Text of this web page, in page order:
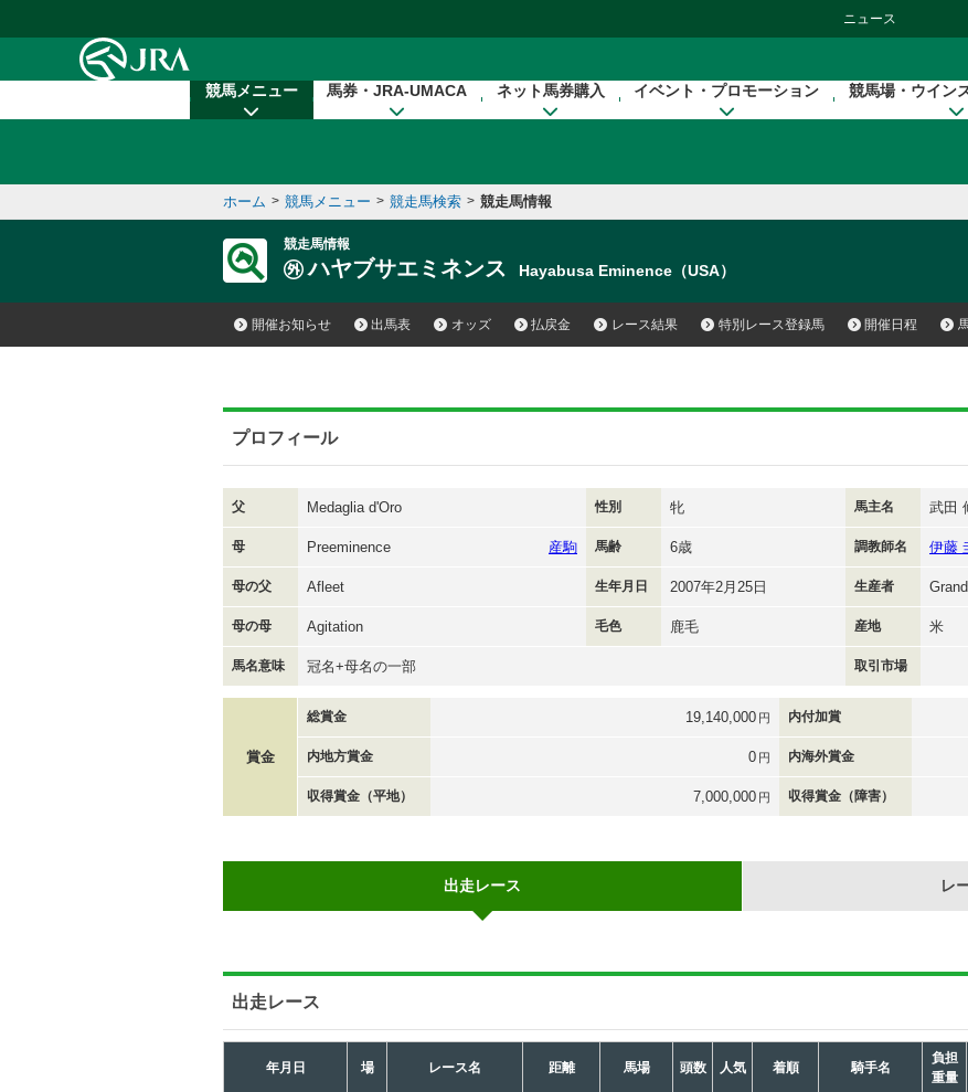
ニュース
競馬メニュー 馬券・JRA-UMACA ネット馬券購入 イベント・プロモーション 競馬場・ウイン
ホーム > 競馬メニュー > 競走馬検索 > 競走馬情報
競走馬情報
ハヤブサエミネンス Hayabusa Eminence（USA）
開催お知らせ 出馬表 オッズ 払戻金 レース結果 特別レース登録馬 開催日程
プロフィール
父 Medaglia d'Oro 性別 牝 馬主名 武田
母 Preeminence 産駒 馬齢 6歳 調教師名 伊藤
母の父 Afleet 生年月日 2007年2月25日 生産者
母の母 Agitation 毛色 鹿毛 産地 米
馬名意味 冠名+母名の一部 取引市場
賞金
総賞金 19,140,000 円 内付加賞
内地方賞金 0 円 内海外賞金
収得賞金（平地） 7,000,000 円 収得賞金（障害）
出走レース レ
出走レース
年月日 場 レース名 距離 馬場 頭数 人気 着順 騎手名
負担
重量